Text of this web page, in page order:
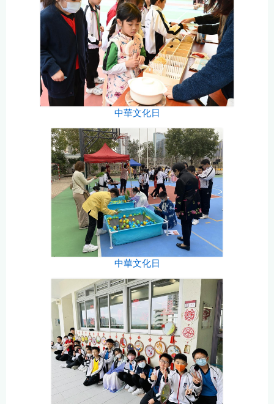
中華文化日
中華文化日